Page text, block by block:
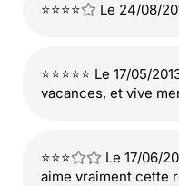
⭐⭐⭐⭐ Le 24/08/
⭐⭐⭐⭐⭐ Le 17/05/
vacances, et vive
⭐⭐⭐
Le 17/06/
aime vraiment cette